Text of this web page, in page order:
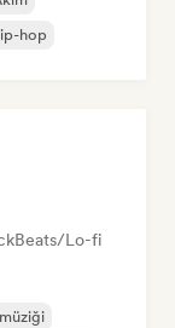
hop
Beats/Lo-fi